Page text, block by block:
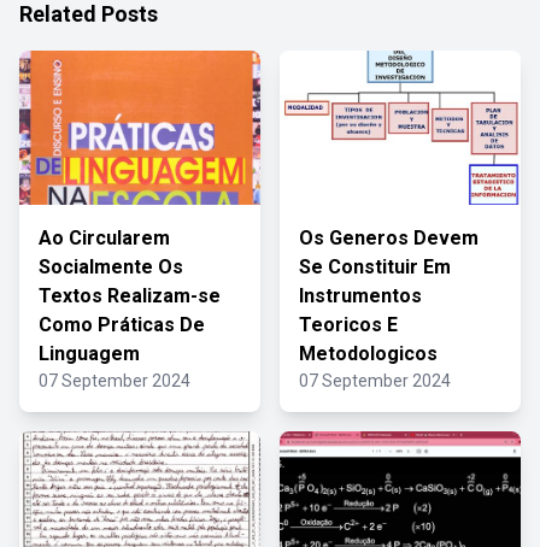
Related Posts
Ao Circularem
Socialmente Os
Textos Realizam-se
Como Práticas De
Linguagem
07 September 2024
Os Generos Devem
Se Constituir Em
Instrumentos
Teoricos E
Metodologicos
07 September 2024